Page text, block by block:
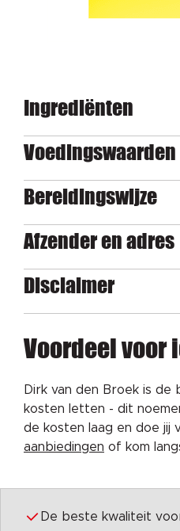
Ingrediënten
Voedingswaarden
Bereidingswijze
Afzender en adres
Disclaimer
Voordeel voor
Dirk van den Broek is
kosten letten - dit
de kosten laag en doe jij
aanbiedingen of kom
De beste kwaliteit